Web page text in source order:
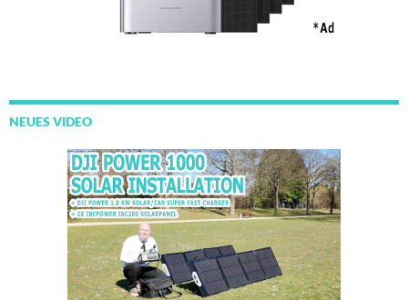
NEUES VIDEO